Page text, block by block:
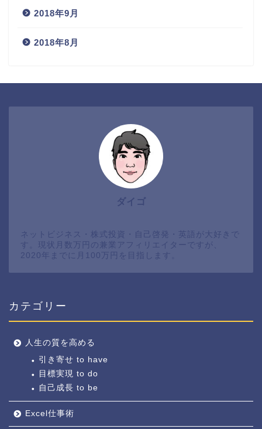
2018年9月
2018年8月
ダイゴ
ネットビジネス・株式投資・自己啓発・英語が大好きで
す。現状月数万円の兼業アフィリエイターですが、
2020年までに月100万円を目指します。
カテゴリー
人生の質を高める
引き寄せ to have
目標実現 to do
自己成長 to be
Excel仕事術